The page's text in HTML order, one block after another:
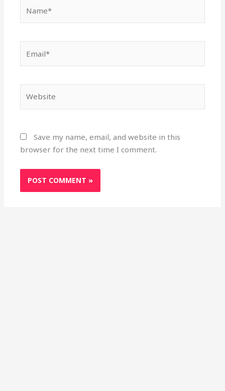
Save my name, email, and website in this
browser for the next time I comment.